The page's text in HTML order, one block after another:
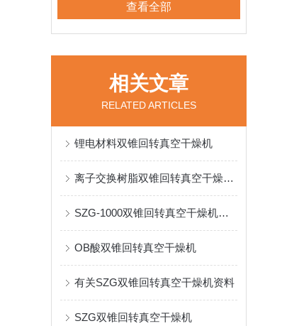
查看全部
相关文章
RELATED ARTICLES
锂电材料双锥回转真空干燥机
离子交换树脂双锥回转真空干燥机产品特性
SZG-1000双锥回转真空干燥机配置清单
OB酸双锥回转真空干燥机
有关SZG双锥回转真空干燥机资料
SZG双锥回转真空干燥机